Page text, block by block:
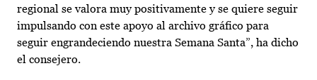
regional se valora muy positivamente y se quiere seguir
impulsando con este apoyo al archivo gráfico para
seguir engrandeciendo nuestra Semana Santa”, ha dicho
el consejero.